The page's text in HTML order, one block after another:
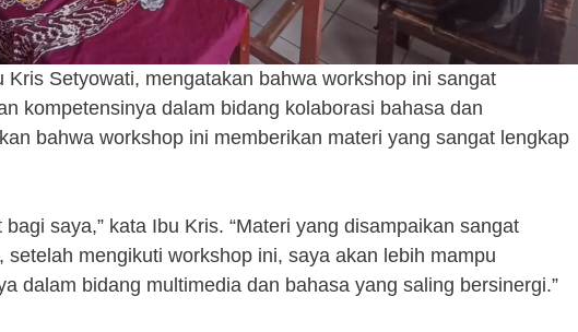
Setyowati, mengatakan bahwa workshop ini sangat
kompetensinya dalam bidang kolaborasi bahasa dan
bahwa workshop ini memberikan materi yang sangat lengkap
saya,” kata Ibu Kris. “Materi yang disampaikan sangat
setelah mengikuti workshop ini, saya akan lebih mampu
dalam bidang multimedia dan bahasa yang saling bersinergi.”